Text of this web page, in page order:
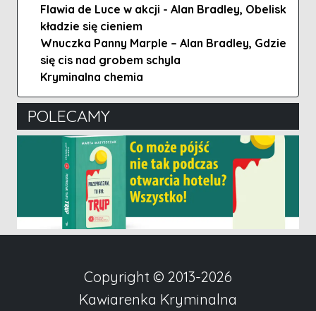
Flawia de Luce w akcji - Alan Bradley, Obelisk
kładzie się cieniem
Wnuczka Panny Marple – Alan Bradley, Gdzie
się cis nad grobem schyla
Kryminalna chemia
POLECAMY
Copyright © 2013-2026
Kawiarenka Kryminalna